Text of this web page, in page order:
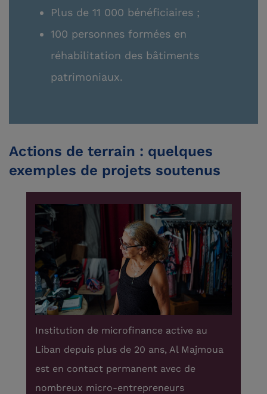
Plus de 11 000 bénéficiaires ;
100 personnes formées en
réhabilitation des bâtiments
patrimoniaux.
Actions de terrain : quelques
exemples de projets soutenus
Institution de microfinance active au
Liban depuis plus de 20 ans, Al Majmoua
est en contact permanent avec de
nombreux micro-entrepreneurs